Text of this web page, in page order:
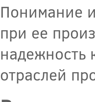
Понимание
при ее
надежность
отраслей